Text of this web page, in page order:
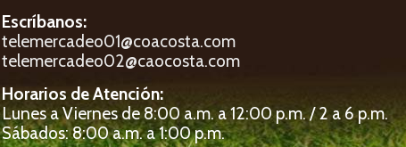
Escríbanos:
telemercadeo01@coacosta.com
telemercadeo02@caocosta.com
Horarios de Atención:
Lunes a Viernes de 8:00 a.m. a 12:00 p.m. / 2 a 6 p.m.
Sábados: 8:00 a.m. a 1:00 p.m.